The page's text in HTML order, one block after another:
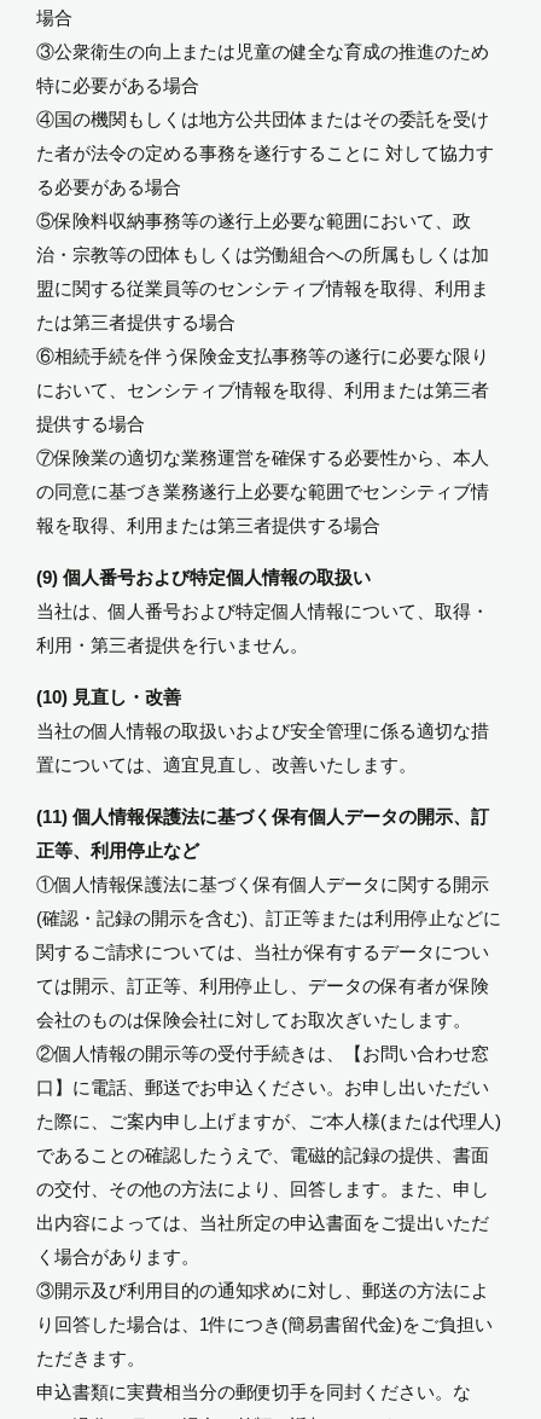
場合
③公衆衛生の向上または児童の健全な育成の推進のため
特に必要がある場合
④国の機関もしくは地方公共団体またはその委託を受け
た者が法令の定める事務を遂行することに 対して協力す
る必要がある場合
⑤保険料収納事務等の遂行上必要な範囲において、政
治・宗教等の団体もしくは労働組合への所属もしくは加
盟に関する従業員等のセンシティブ情報を取得、利用ま
たは第三者提供する場合
⑥相続手続を伴う保険金支払事務等の遂行に必要な限り
において、センシティブ情報を取得、利用または第三者
提供する場合
⑦保険業の適切な業務運営を確保する必要性から、本人
の同意に基づき業務遂行上必要な範囲でセンシティブ情
報を取得、利用または第三者提供する場合
(9) 個人番号および特定個人情報の取扱い
当社は、個人番号および特定個人情報について、取得・
利用・第三者提供を行いません。
(10) 見直し・改善
当社の個人情報の取扱いおよび安全管理に係る適切な措
置については、適宜見直し、改善いたします。
(11) 個人情報保護法に基づく保有個人データの開示、訂
正等、利用停止など
①個人情報保護法に基づく保有個人データに関する開示
(確認・記録の開示を含む)、訂正等または利用停止などに
関するご請求については、当社が保有するデータについ
ては開示、訂正等、利用停止し、データの保有者が保険
会社のものは保険会社に対してお取次ぎいたします。
②個人情報の開示等の受付手続きは、【お問い合わせ窓
口】に電話、郵送でお申込ください。お申し出いただい
た際に、ご案内申し上げますが、ご本人様(または代理人)
であることの確認したうえで、電磁的記録の提供、書面
の交付、その他の方法により、回答します。また、申し
出内容によっては、当社所定の申込書面をご提出いただ
く場合があります。
③開示及び利用目的の通知求めに対し、郵送の方法によ
り回答した場合は、1件につき(簡易書留代金)をご負担い
ただきます。
申込書類に実費相当分の郵便切手を同封ください。な